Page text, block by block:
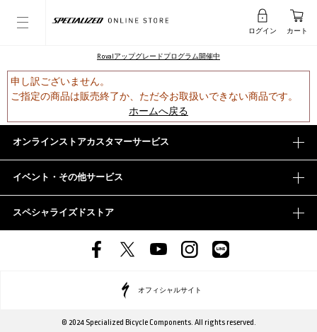
ログイン カート
Rovalアップグレードプログラム開催中
申し訳ございません。
ご指定の商品は販売終了か、ただ今お取扱いできない商品です。
ホームへ戻る
オンラインストアカスタマーサービス
イベント・その他サービス
スペシャライズドストア
オフィシャルサイト
© 2024 Specialized Bicycle Components. All rights reserved.